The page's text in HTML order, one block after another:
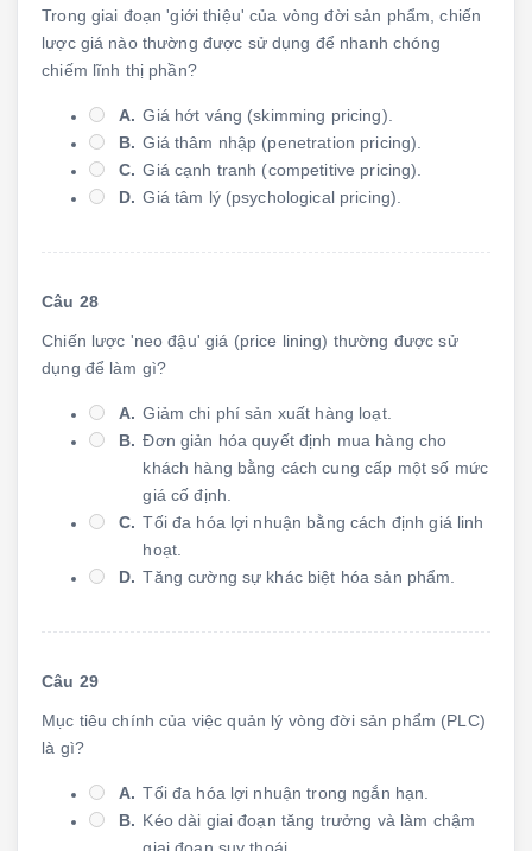
Trong giai đoạn 'giới thiệu' của vòng đời sản phẩm, chiến
lược giá nào thường được sử dụng để nhanh chóng
chiếm lĩnh thị phần?
A. Giá hớt váng (skimming pricing).
B. Giá thâm nhập (penetration pricing).
C. Giá cạnh tranh (competitive pricing).
D. Giá tâm lý (psychological pricing).
Câu 28
Chiến lược 'neo đậu' giá (price lining) thường được sử
dụng để làm gì?
A. Giảm chi phí sản xuất hàng loạt.
B. Đơn giản hóa quyết định mua hàng cho
khách hàng bằng cách cung cấp một số mức
giá cố định.
C. Tối đa hóa lợi nhuận bằng cách định giá linh
hoạt.
D. Tăng cường sự khác biệt hóa sản phẩm.
Câu 29
Mục tiêu chính của việc quản lý vòng đời sản phẩm (PLC)
là gì?
A. Tối đa hóa lợi nhuận trong ngắn hạn.
B. Kéo dài giai đoạn tăng trưởng và làm chậm